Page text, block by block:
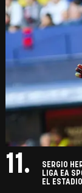
11.
SERGIO
LIGA EA
EL